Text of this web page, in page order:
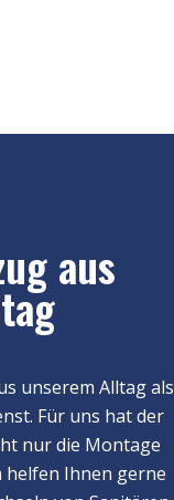
aus
unserem Alltag als
Für uns hat der
nur die Montage
Ihnen gerne